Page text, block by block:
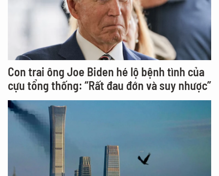
Con trai ông Joe Biden hé lộ bệnh tình của
cựu tổng thống: “Rất đau đớn và suy nhược”